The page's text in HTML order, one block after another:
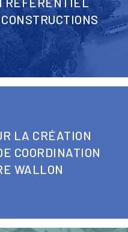
LA CRÉATION
COORDINATION
WALLON